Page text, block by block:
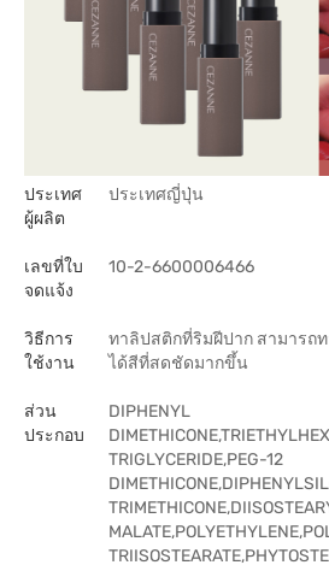
ประเทศ
ผู้ผลิต
ประเทศญี่ปุ่น
เลขที่ใบ
จดแจ้ง
10-2-6600006466
วิธีการ
ใช้งาน
ทาลิปสติกที่ริมฝีปาก สามารถ
ได้สีที่สดชัดมากขึ้น
ส่วน
ประกอบ
DIPHENYL
TRIGLYCERIDE,PEG-12